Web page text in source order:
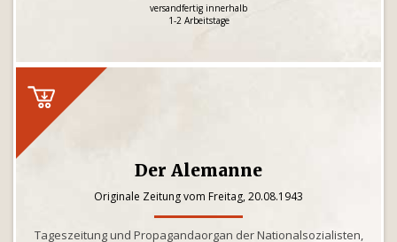
versandfertig innerhalb
1-2 Arbeitstage
Der Alemanne
Originale Zeitung vom Freitag, 20.08.1943
Tageszeitung und Propagandaorgan der Nationalsozialisten,